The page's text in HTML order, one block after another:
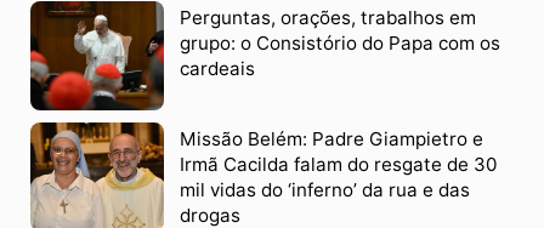
Perguntas, orações, trabalhos em
grupo: o Consistório do Papa com os
cardeais
Missão Belém: Padre Giampietro e
Irmã Cacilda falam do resgate de 30
mil vidas do ‘inferno’ da rua e das
drogas